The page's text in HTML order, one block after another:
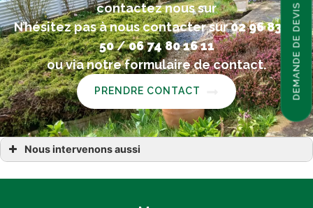
contactez nous sur
N’hésitez pas à nous contacter sur02 96 83 55
50/06 74 80 16 11
ou via notre formulaire de contact.
PRENDRE CONTACT
Nous intervenons aussi
DEMANDE DE DEVIS